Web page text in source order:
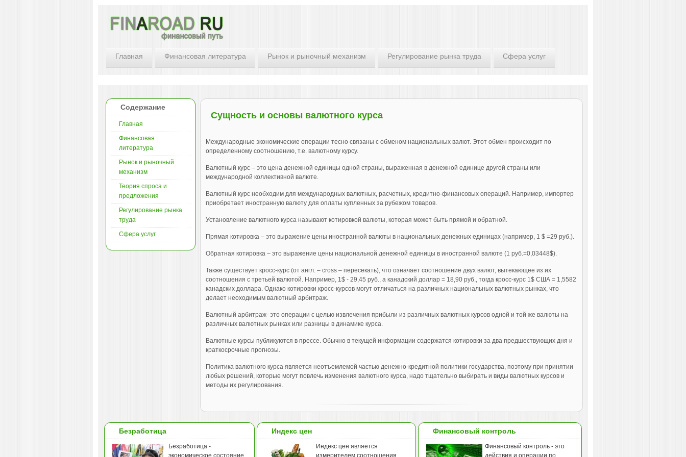
Главная Финансовая литература Рынок и рыночный механизм Регулирование рынка труда Сфера услуг
Сущность и основы валютного курса
Международные экономические операции тесно связаны с обменом национальных валют. Этот обмен происходит по
определенному соотношению, т.е. валютному курсу.
Валютный курс – это цена денежной единицы одной страны, выраженная в денежной единице другой страны или
международной коллективной валюте.
Валютный курс необходим для международных валютных, расчетных, кредитно-финансовых операций. Например, импортер
приобретает иностранную валюту для оплаты купленных за рубежом товаров.
Установление валютного курса называют котировкой валюты, которая может быть прямой и обратной.
Прямая котировка – это выражение цены иностранной валюты в национальных денежных единицах (например, 1 $ =29 руб.).
Обратная котировка – это выражение цены национальной денежной единицы в иностранной валюте (1 руб.=0,03448$).
Также существует кросс-курс (от англ. – cross – пересекать), что означает соотношение двух валют, вытекающее из их
соотношения с третьей валютой. Например, 1$ - 29,45 руб., а канадский доллар = 18,90 руб., тогда кросс-курс 1$ США = 1,5582
канадских доллара. Однако котировки кросс-курсов могут отличаться на различных национальных валютных рынках, что
делает неоходимым валютный арбитраж.
Валютный арбитраж- это операции с целью извлечения прибыли из различных валютных курсов одной и той же валюты на
различных валютных рынках или разницы в динамике курса.
Валютные курсы публикуются в прессе. Обычно в текущей информации содержатся котировки за два предшествующих дня и
краткосрочные прогнозы.
Политика валютного курса является неотъемлемой частью денежно-кредитной политики государства, поэтому при принятии
любых решений, которые могут повлечь изменения валютного курса, надо тщательно выбирать и виды валютных курсов и
методы их регулирования.
Содержание
Главная
Финансовая
литература
Рынок и рыночный
механизм
Теория спроса и
предложения
Регулирование рынка
труда
Сфера услуг
Безработица
Безработица -
экономическое состояние,
Индекс цен
Индекс цен является
измерителем соотношения
Финансовый контроль
Финансовый контроль - это
действия и операции по